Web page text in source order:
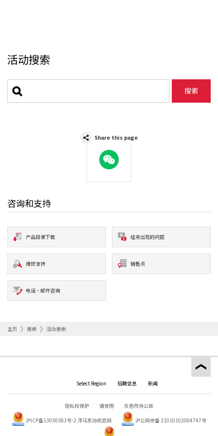
活动搜索
Share this page
WeChat
咨询和支持
产品目录下载 经常出现的问题
维修支持 销售点
电话·邮件咨询
主页 搜索 活动搜索
Select Region 招聘信息 新闻
隐私权保护 请使用
灰色市场公告
沪ICP备13030383号-2 洋马发动机官网 沪公网安备 31010102004747号